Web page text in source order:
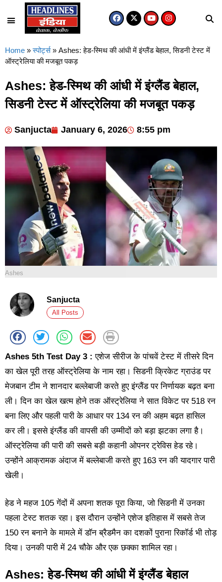
Home » स्पोर्ट्स » Ashes: हेड-स्मिथ की आंधी में इंग्लैंड बेहाल, सिडनी टेस्ट में
ऑस्ट्रेलिया की मजबूत पकड़
Ashes: हेड-स्मिथ की आंधी में इंग्लैंड बेहाल,
सिडनी टेस्ट में ऑस्ट्रेलिया की मजबूत पकड़
Sanjucta January 6, 2026 8:55 pm
Ashes
Sanjucta
All Posts
Ashes 5th Test Day 3 : एशेज सीरीज के पांचवें टेस्ट में तीसरे दिन
का खेल पूरी तरह ऑस्ट्रेलिया के नाम रहा। सिडनी क्रिकेट ग्राउंड पर
मेजबान टीम ने शानदार बल्लेबाजी करते हुए इंग्लैंड पर निर्णायक बढ़त बना
ली। दिन का खेल खत्म होने तक ऑस्ट्रेलिया ने सात विकेट पर 518 रन
बना लिए और पहली पारी के आधार पर 134 रन की अहम बढ़त हासिल
कर ली। इससे इंग्लैंड की वापसी की उम्मीदों को बड़ा झटका लगा है।
ऑस्ट्रेलिया की पारी की सबसे बड़ी कहानी ओपनर ट्रेविस हेड रहे।
उन्होंने आक्रामक अंदाज में बल्लेबाजी करते हुए 163 रन की यादगार पारी
खेली।
हेड ने महज 105 गेंदों में अपना शतक पूरा किया, जो सिडनी में उनका
पहला टेस्ट शतक रहा। इस दौरान उन्होंने एशेज इतिहास में सबसे तेज
150 रन बनाने के मामले में डॉन ब्रैडमैन का दशकों पुराना रिकॉर्ड भी तोड़
दिया। उनकी पारी में 24 चौके और एक छक्का शामिल रहा।
Ashes: हेड-स्मिथ की आंधी में इंग्लैंड बेहाल